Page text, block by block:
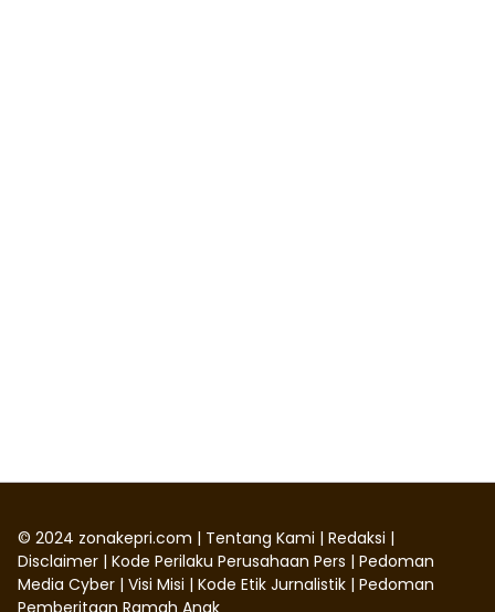
© 2024 zonakepri.com | Tentang Kami | Redaksi |
Disclaimer | Kode Perilaku Perusahaan Pers | Pedoman
Media Cyber | Visi Misi | Kode Etik Jurnalistik | Pedoman